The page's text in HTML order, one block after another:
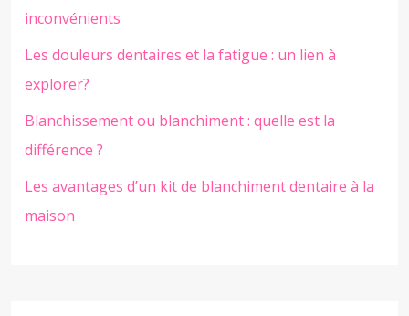
inconvénients
Les douleurs dentaires et la fatigue : un lien à
explorer?
Blanchissement ou blanchiment : quelle est la
différence ?
Les avantages d’un kit de blanchiment dentaire à la
maison